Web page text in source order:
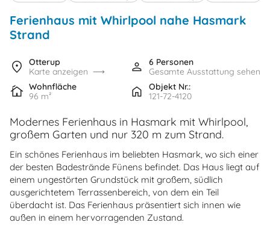
Ferienhaus mit Whirlpool nahe Hasmark
Strand
Otterup
Karte anzeigen
6 Personen
Gesamte Ausstattung sehen
Wohnfläche
96 m²
Objekt Nr.:
121-72-4120
Modernes Ferienhaus in Hasmark mit Whirlpool,
großem Garten und nur 320 m zum Strand.
Ein schönes Ferienhaus im beliebten Hasmark, wo sich einer
der besten Badestrände Fünens befindet. Das Haus liegt auf
einem ungestörten Grundstück mit großem, südlich
ausgerichtetem Terrassenbereich, von dem ein Teil
überdacht ist. Das Ferienhaus präsentiert sich innen wie
außen in einem hervorragenden Zustand.